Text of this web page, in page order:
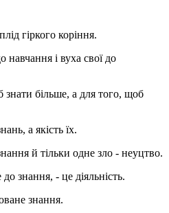
гіркого коріння.
навчання і вуха свої до
більше, а для того, щоб
а якість їх.
й тільки одне зло - неуцтво.
знання, - це діяльність.
знання.